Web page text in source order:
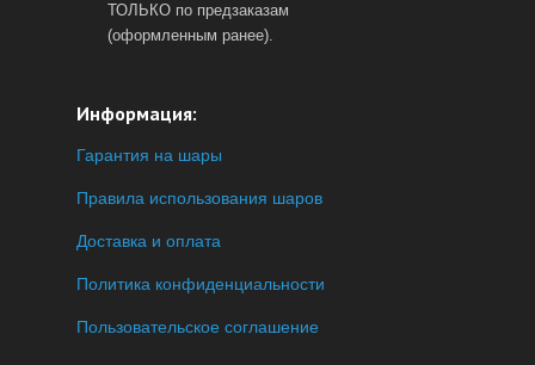
ТОЛЬКО по предзаказам
(оформленным ранее).
Информация:
Гарантия на шары
Правила использования шаров
Доставка и оплата
Политика конфиденциальности
Пользовательское соглашение